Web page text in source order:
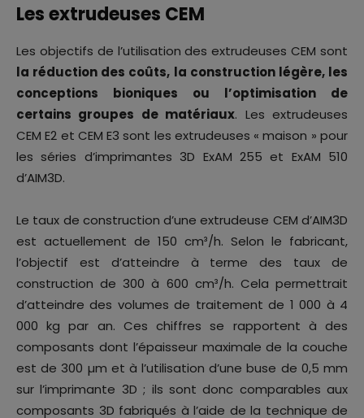
Les extrudeuses CEM
Les objectifs de l’utilisation des extrudeuses CEM sont
la réduction des coûts, la construction légère, les
conceptions bioniques ou l’optimisation de
certains groupes de matériaux. Les extrudeuses
CEM E2 et CEM E3 sont les extrudeuses « maison » pour
les séries d’imprimantes 3D ExAM 255 et ExAM 510
d’AIM3D.
Le taux de construction d’une extrudeuse CEM d’AIM3D
est actuellement de 150 cm³/h. Selon le fabricant,
l’objectif est d’atteindre à terme des taux de
construction de 300 à 600 cm³/h. Cela permettrait
d’atteindre des volumes de traitement de 1 000 à 4
000 kg par an. Ces chiffres se rapportent à des
composants dont l’épaisseur maximale de la couche
est de 300 µm et à l’utilisation d’une buse de 0,5 mm
sur l’imprimante 3D ; ils sont donc comparables aux
composants 3D fabriqués à l’aide de la technique de